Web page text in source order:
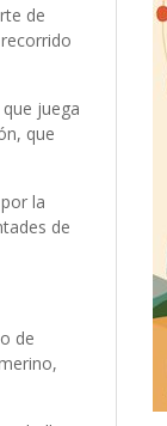
de
juega
que
la
de
de